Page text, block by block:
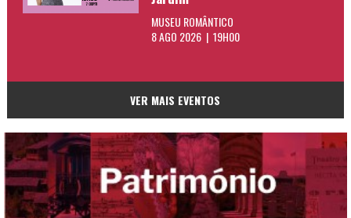
MUSEU ROMÂNTICO
8 AGO 2026 | 19H00
VER MAIS EVENTOS